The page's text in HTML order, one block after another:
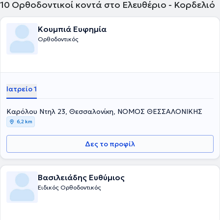
10 Ορθοδοντικοί κοντά στο Ελευθέριο - Κορδελιό
Κουμπιά Ευφημία
Ορθοδοντικός
Ιατρείο 1
Καρόλου Ντηλ 23, Θεσσαλονίκη, ΝΟΜΟΣ ΘΕΣΣΑΛΟΝΙΚΗΣ
6,2 km
Δες το προφίλ
Βασιλειάδης Ευθύμιος
Ειδικός Ορθοδοντικός